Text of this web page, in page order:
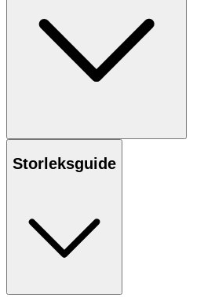
Storleksguide